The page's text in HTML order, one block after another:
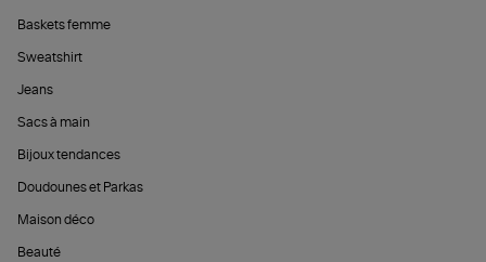
Baskets femme
Sweatshirt
Jeans
Sacs à main
Bijoux tendances
Doudounes et Parkas
Maison déco
Beauté